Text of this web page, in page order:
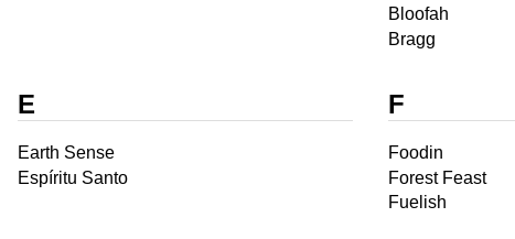
Bloofah
Bragg
E
Earth Sense
Espíritu Santo
F
Foodin
Forest Feast
Fuelish